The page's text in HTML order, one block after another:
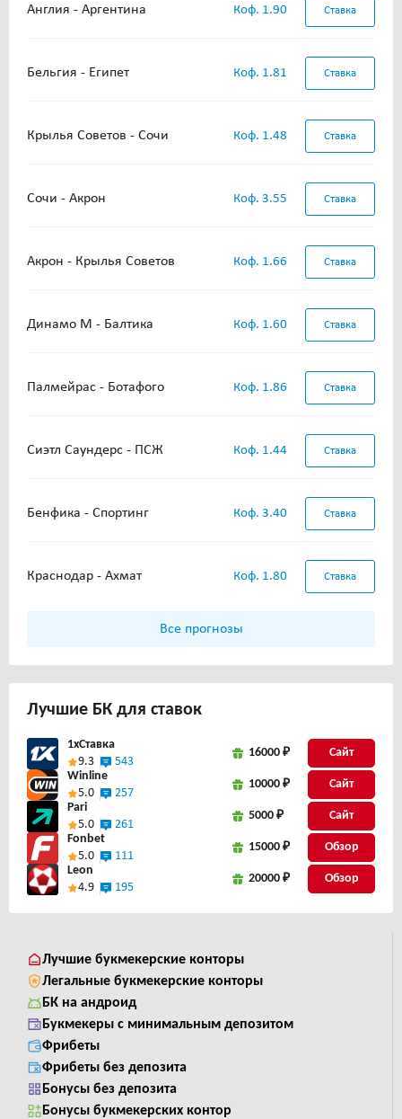
Англия - Аргентина Коф. 1.90 Ставка
Бельгия - Египет Коф. 1.81 Ставка
Крылья Советов - Сочи Коф. 1.48 Ставка
Сочи - Акрон Коф. 3.55 Ставка
Акрон - Крылья Советов Коф. 1.66 Ставка
Динамо М - Балтика Коф. 1.60 Ставка
Палмейрас - Ботафого Коф. 1.86 Ставка
Сиэтл Саундерс - ПСЖ Коф. 1.44 Ставка
Бенфика - Спортинг Коф. 3.40 Ставка
Краснодар - Ахмат Коф. 1.80 Ставка
Все прогнозы
Лучшие БК для ставок
1xСтавка
9.3
543
16000 ₽
Сайт
Winline
5.0
257
10000 ₽
Сайт
Pari
5.0
261
5000 ₽
Сайт
Fonbet
5.0
111
15000 ₽
Leon
4.9
195
20000 ₽
Лучшие букмекерские конторы
Легальные букмекерские конторы
БК на андроид
Букмекеры с минимальным депозитом
Фрибеты
Фрибеты без депозита
Бонусы без депозита
Бонусы букмекерских контор